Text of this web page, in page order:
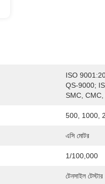
ISO
QS-9000;
SMC,
500, 1000,
এসি মোটর
1/100,000
টেনসাইল টেস্টার